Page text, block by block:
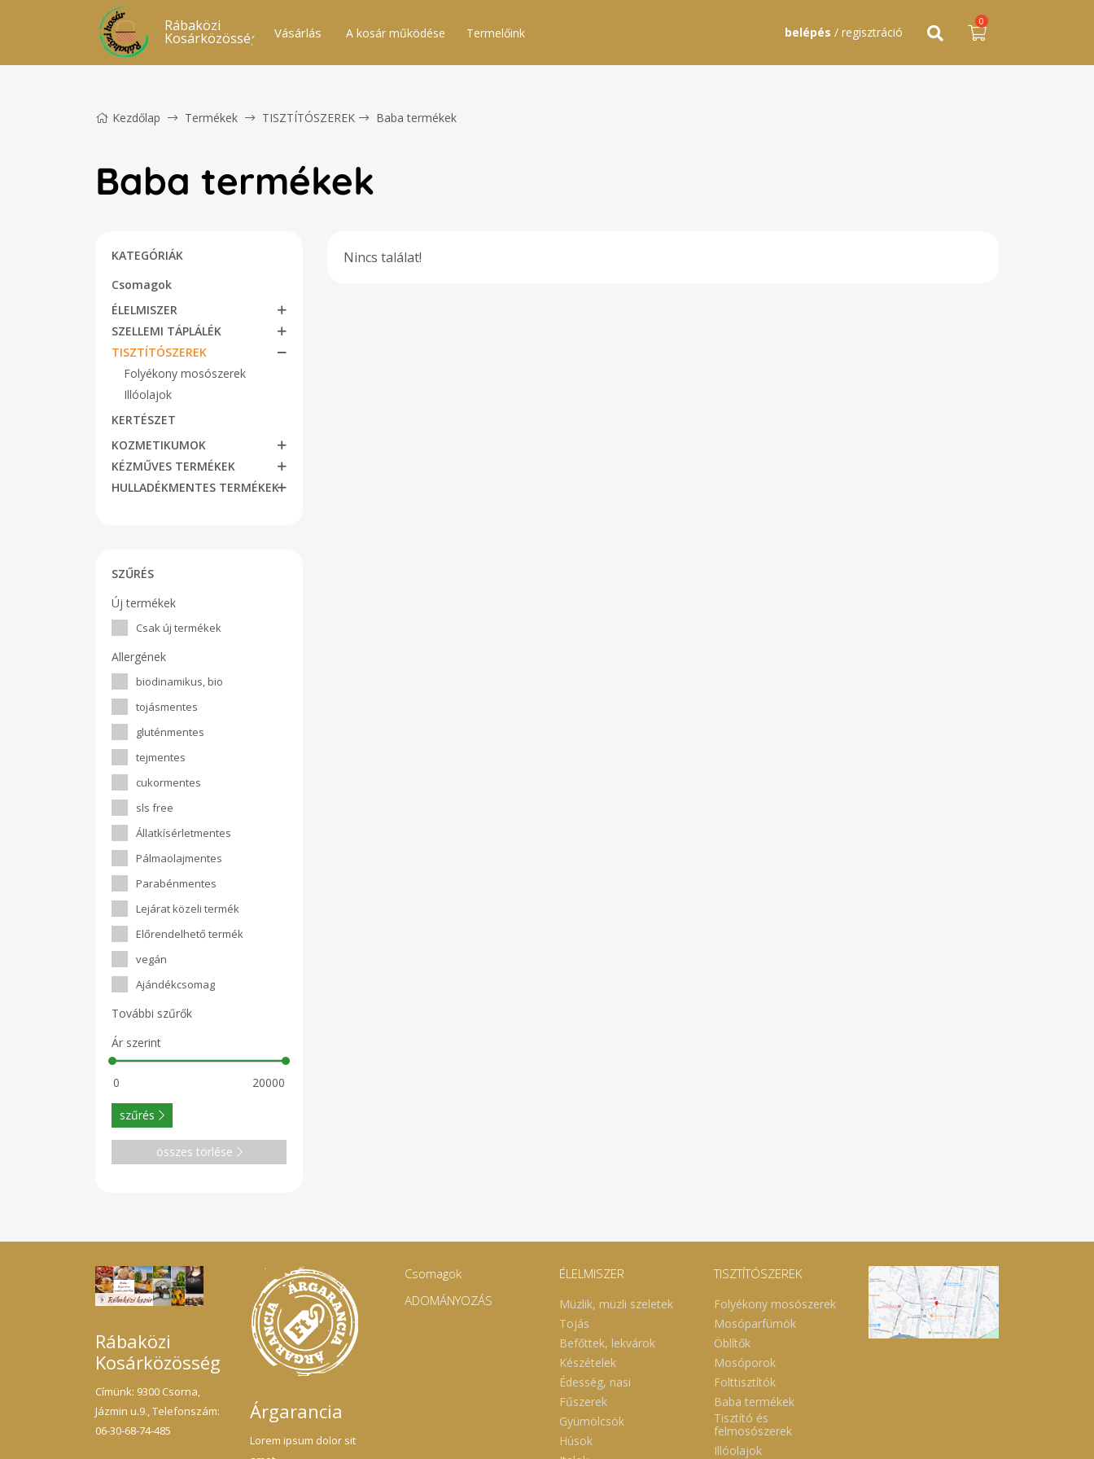
Rábaközi
Kosárközösség Vásárlás A kosár működése Termelőink belépés / regisztráció
0
Kezdőlap Termékek TISZTÍTÓSZEREK Baba termékek
Baba termékek
KATEGÓRIÁK
Csomagok
ÉLELMISZER
SZELLEMI TÁPLÁLÉK
TISZTÍTÓSZEREK
Folyékony mosószerek
Illóolajok
KERTÉSZET
KOZMETIKUMOK
KÉZMŰVES TERMÉKEK
HULLADÉKMENTES TERMÉKEK
SZŰRÉS
Új termékek
Csak új termékek
Allergének
biodinamikus, bio
tojásmentes
gluténmentes
tejmentes
cukormentes
sls free
Állatkísérletmentes
Pálmaolajmentes
Parabénmentes
Lejárat közeli termék
Előrendelhető termék
vegán
Ajándékcsomag
További szűrők
Ár szerint
szűrés
összes törlése
Nincs találat!
Rábaközi
Kosárközösség
Címünk: 9300 Csorna,
Jázmin u.9., Telefonszám:
06-30-68-74-485
Árgarancia
Lorem ipsum dolor sit
Csomagok
ADOMÁNYOZÁS
ÉLELMISZER
Müzlik, müzli szeletek
Tojás
Befőttek, lekvárok
Készételek
Édesség, nasi
Fűszerek
Gyümölcsök
Húsok
TISZTÍTÓSZEREK
Folyékony mosószerek
Mosóparfümök
Öblítők
Mosóporok
Folttisztítók
Baba termékek
Tisztító és
felmosószerek
Illóolajok